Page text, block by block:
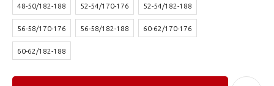
48-50/182-188 52-54/170-176 52-54/182-188
56-58/170-176 56-58/182-188 60-62/170-176
60-62/182-188